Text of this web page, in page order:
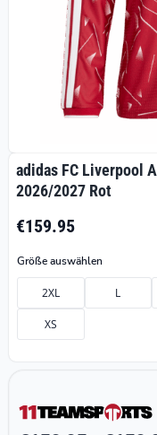
adidas FC Liverpool
2026/2027 Rot
€159.95
Größe auswählen
2XL L
XS